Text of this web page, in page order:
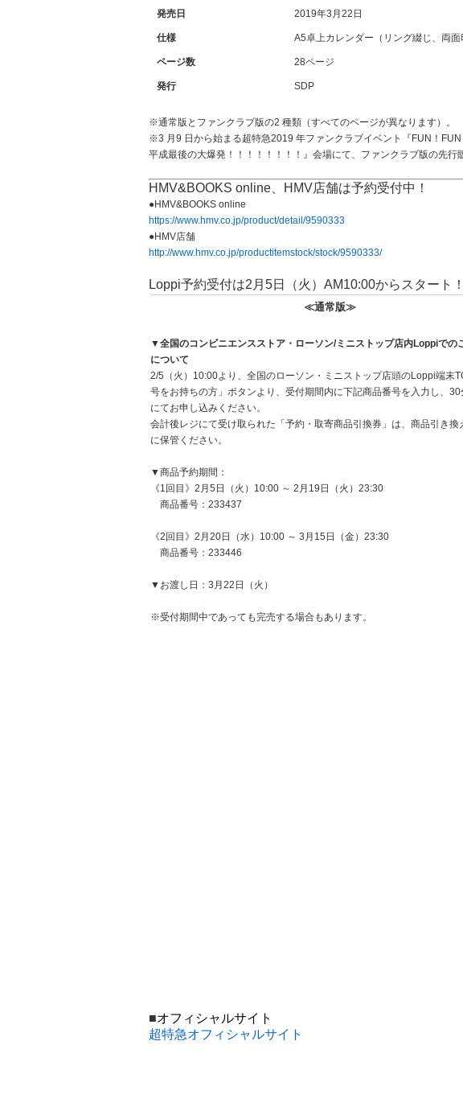
発売日 2019年3月22日
仕様 A5卓上カレンダー（リング綴じ、両面
ページ数 28ページ
発行 SDP
※通常版とファンクラブ版の2 種類（すべてのページが異なります）。
※3 月9 日から始まる超特急2019 年ファンクラブイベント『FUN！
平成最後の大爆発！！！！！！！！』会場にて、ファンクラブ版の先行
HMV&BOOKS online、HMV店舗は予約受付中！
●HMV&BOOKS online
https://www.hmv.co.jp/product/detail/9590333
●HMV店舗
http://www.hmv.co.jp/productitemstock/stock/9590333/
Loppi予約受付は2月5日（火）AM10:00からスタート！
≪通常版≫
▼全国のコンビニエンスストア・ローソン/ミニストップ店内Loppiでの
について
2/5（火）10:00より、全国のローソン・ミニストップ店頭のLoppi端末
号をお持ちの方」ボタンより、受付期間内に下記商品番号を入力し、30
にてお申し込みください。
会計後レジにて受け取られた「予約・取寄商品引換券」は、商品引き換
に保管ください。
▼商品予約期間：
《1回目》2月5日（火）10:00 ～ 2月19日（火）23:30
商品番号：233437
《2回目》2月20日（水）10:00 ～ 3月15日（金）23:30
商品番号：233446
▼お渡し日：3月22日（火）
※受付期間中であっても完売する場合もあります。
■オフィシャルサイト
超特急オフィシャルサイト